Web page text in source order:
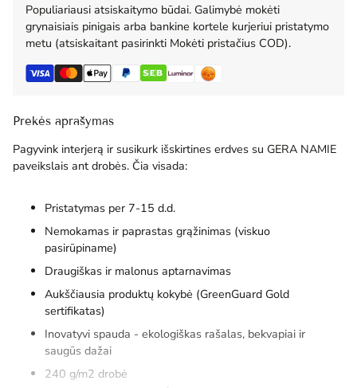
Populiariausi atsiskaitymo būdai. Galimybė mokėti
grynaisiais pinigais arba bankine kortele kurjeriui pristatymo
metu (atsiskaitant pasirinkti Mokėti pristačius COD).
Prekės aprašymas
Pagyvink interjerą ir susikurk išskirtines erdves su GERA NAMIE
paveikslais ant drobės. Čia visada:
Pristatymas per 7-15 d.d.
Nemokamas ir paprastas grąžinimas (viskuo
pasirūpiname)
Draugiškas ir malonus aptarnavimas
Aukščiausia produktų kokybė (GreenGuard Gold
sertifikatas)
Inovatyvi spauda - ekologiškas rašalas, bekvapiai ir
saugūs dažai
240 g/m2 drobė